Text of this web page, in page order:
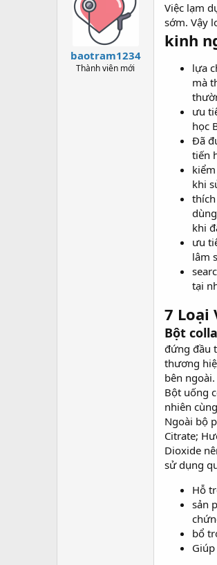
baotram1234
Thành viên mới
Việc lạm
sớm. Vậy
kinh
lựa
mà
ưu
học
Đã
tiến
khi
khi
ưu
lâm
tại
7 Loại
Bột
đứng đầu
thương
bên ngoài.
Bột uống
nhiên
Ngoài bộ
Citrate;
Dioxide
sử dụng
Hỗ
sản
bổ